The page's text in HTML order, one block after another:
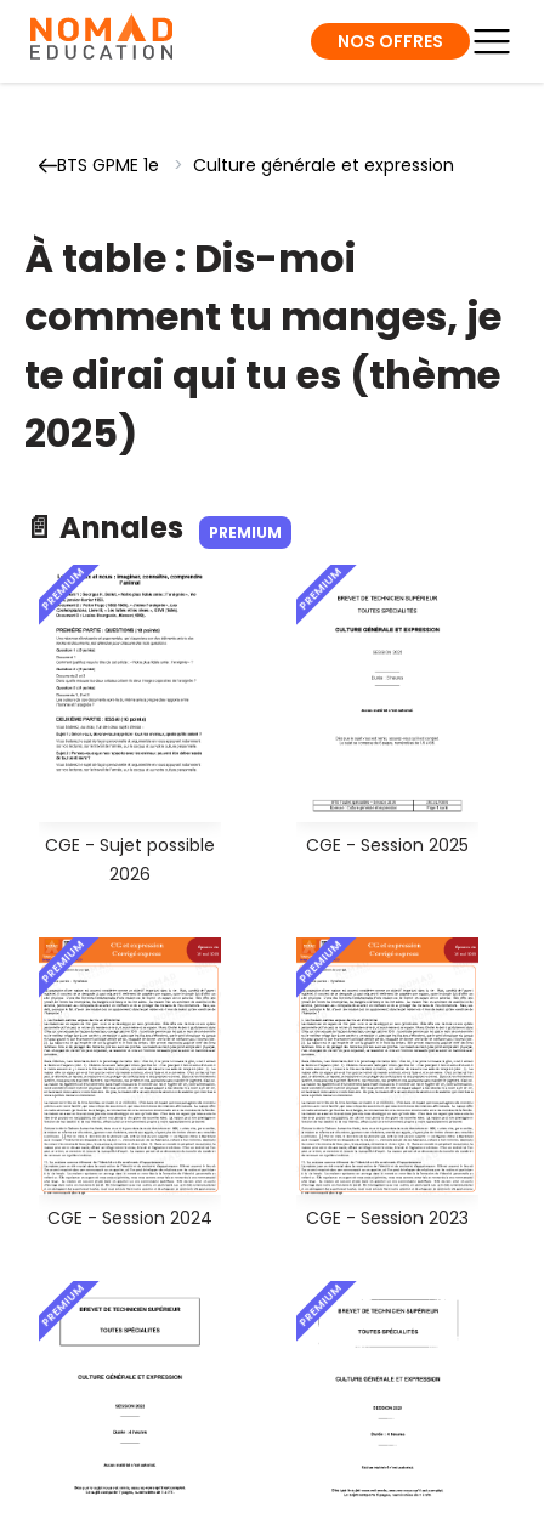
NOS OFFRES
BTS GPME 1e > Culture générale et expression
À table : Dis-moi
comment tu manges, je
te dirai qui tu es (thème
2025)
📄 Annales PREMIUM
PREMIUM
CGE - Sujet possible
2026
PREMIUM
CGE - Session 2025
PREMIUM
CGE - Session 2024
PREMIUM
CGE - Session 2023
PREMIUM PREMIUM